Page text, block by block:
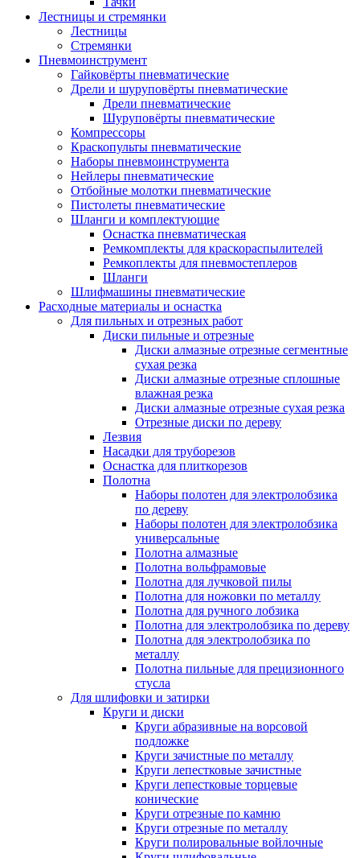
Лестницы и стремянки
Лестницы
Стремянки
Пневмоинструмент
Гайковёрты пневматические
Дрели и шуруповёрты пневматические
Дрели пневматические
Шуруповёрты пневматические
Компрессоры
Краскопульты пневматические
Наборы пневмоинструмента
Нейлеры пневматические
Отбойные молотки пневматические
Пистолеты пневматические
Шланги и комплектующие
Оснастка пневматическая
Ремкомплекты для краскораспылителей
Ремкоплекты для пневмостеплеров
Шланги
Шлифмашины пневматические
Расходные материалы и оснастка
Для пильных и отрезных работ
Диски пильные и отрезные
Диски алмазные отрезные сегментные
сухая резка
Диски алмазные отрезные сплошные
влажная резка
Диски алмазные отрезные сухая резка
Отрезные диски по дереву
Лезвия
Насадки для труборезов
Оснастка для плиткорезов
Полотна
Наборы полотен для электролобзика
по дереву
Наборы полотен для электролобзика
универсальные
Полотна алмазные
Полотна вольфрамовые
Полотна для лучковой пилы
Полотна для ножовки по металлу
Полотна для ручного лобзика
Полотна для электролобзика по дереву
Полотна для электролобзика по
металлу
Полотна пильные для прецизионного
стусла
Для шлифовки и затирки
Круги и диски
Круги абразивные на ворсовой
подложке
Круги зачистные по металлу
Круги лепестковые зачистные
Круги лепестковые торцевые
конические
Круги отрезные по камню
Круги отрезные по металлу
Круги полировальные войлочные